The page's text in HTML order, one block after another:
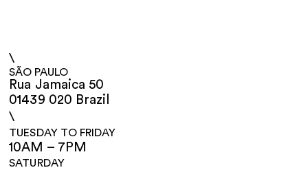
\
SÃO PAULO
Rua Jamaica 50
01439 020 Brazil
\
TUESDAY TO FRIDAY
10AM – 7PM
SATURDAY